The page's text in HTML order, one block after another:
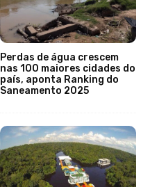
Perdas de água crescem
nas 100 maiores cidades do
país, aponta Ranking do
Saneamento 2025